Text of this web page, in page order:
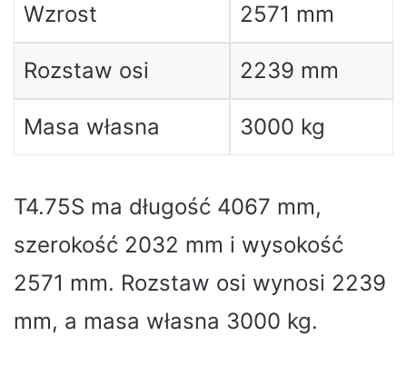
Wzrost 2571 mm
Rozstaw osi 2239 mm
Masa własna 3000 kg
T4.75S ma długość 4067 mm,
szerokość 2032 mm i wysokość
2571 mm. Rozstaw osi wynosi 2239
mm, a masa własna 3000 kg.